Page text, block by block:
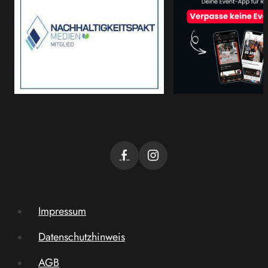
Impressum
Datenschutzhinweis
AGB